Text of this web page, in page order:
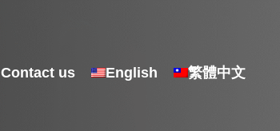
Contact us English 繁體中文